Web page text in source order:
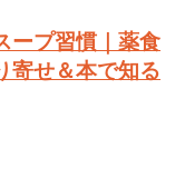
ープ習慣｜薬食
寄せ＆本で知る